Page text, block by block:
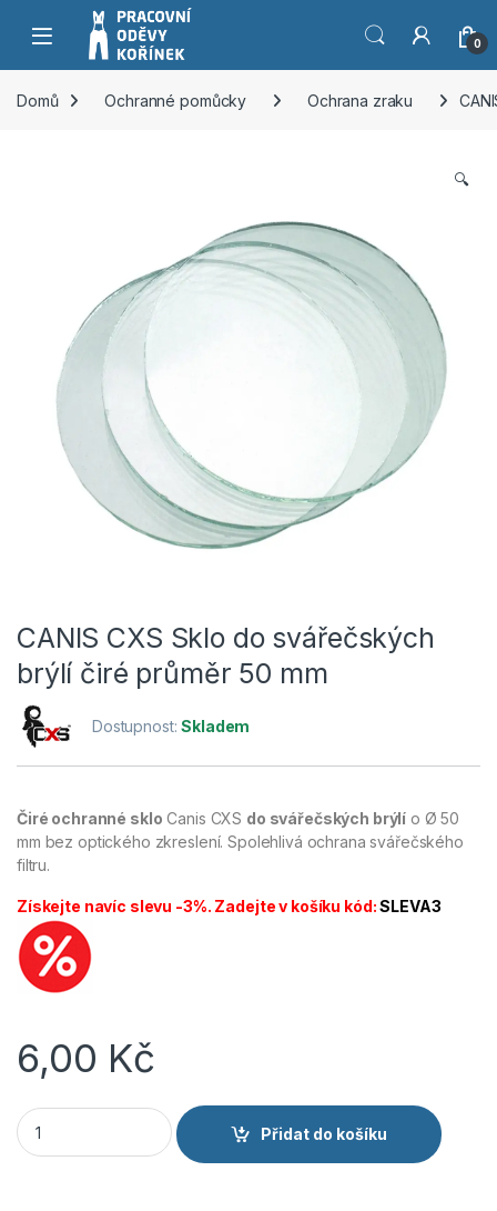
Přeskočit na navigaci
Přeskočit na obsah
0
Domů Ochranné pomůcky Ochrana zraku
🔍
CANIS CXS Sklo do svářečských
brýlí čiré průměr 50 mm
Dostupnost:Skladem
Čiré ochranné sklo Canis CXS do svářečských brýlí o Ø 50
mm bez optického zkreslení. Spolehlivá ochrana svářečského
filtru.
Získejte navíc slevu -3%. Zadejte v košíku kód:SLEVA3
6,00 Kč
CANIS CXS Sklo do svářečských brýlí čiré průměr 50 mm
Přidat do košíku